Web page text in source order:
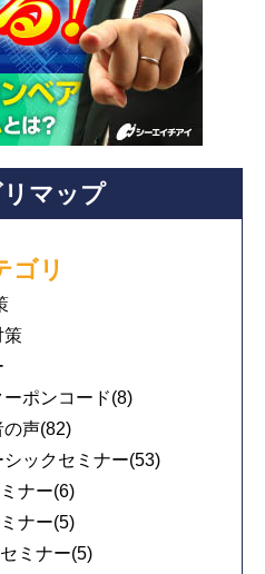
マップ
ゴリ
策
ーポンコード(8)
の声(82)
シックセミナー(53)
ナー(6)
ナー(5)
ミナー(5)